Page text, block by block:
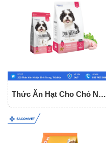
Thức Ăn Hạt Cho Chó Nhỏ